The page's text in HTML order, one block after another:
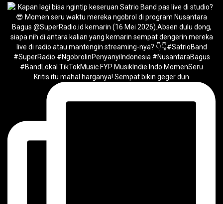
Kritis itu mahal harganya! Sempat bikin geger dun